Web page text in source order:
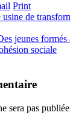
Print
usine de
jeunes
sociale
sera pas